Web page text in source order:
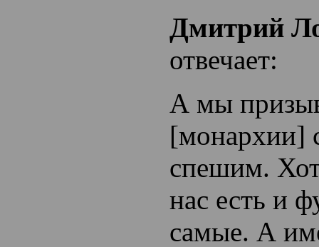
Дмитрий
отвечает:
А мы
[монархии]
спешим.
нас есть и
самые. А